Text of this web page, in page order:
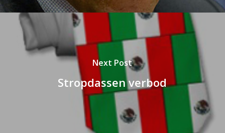
Next Post
Stropdassen verbod